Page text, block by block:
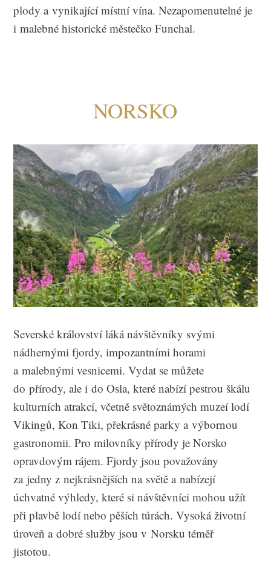
plody a vynikající místní vína. Nezapomenutelné je
i malebné historické městečko Funchal.
NORSKO
Severské království láká návštěvníky svými
nádhernými fjordy, impozantními horami
a malebnými vesnicemi. Vydat se můžete
do přírody, ale i do Osla, které nabízí pestrou škálu
kulturních atrakcí, včetně světoznámých muzeí lodí
Vikingů, Kon Tiki, překrásné parky a výbornou
gastronomii. Pro milovníky přírody je Norsko
opravdovým rájem. Fjordy jsou považovány
za jedny z nejkrásnějších na světě a nabízejí
úchvatné výhledy, které si návštěvníci mohou užít
při plavbě lodí nebo pěších túrách. Vysoká životní
úroveň a dobré služby jsou v Norsku téměř
jistotou.